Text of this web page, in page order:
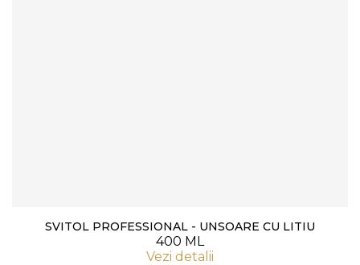
SVITOL PROFESSIONAL - UNSOARE CU LITIU
400 ML
Vezi detalii